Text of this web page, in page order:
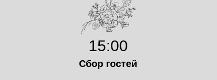
Сбор гостей
15:00